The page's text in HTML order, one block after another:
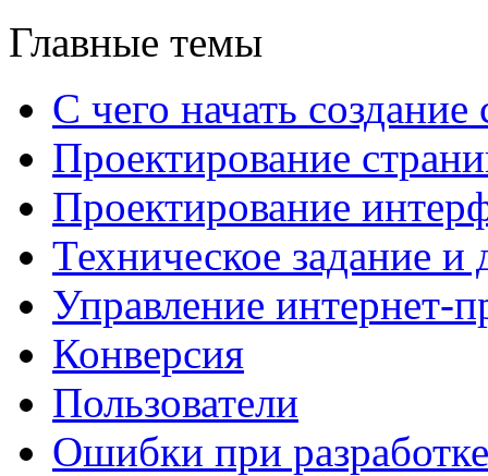
Главные темы
С чего начать создание
Проектирование
Проектирование
Техническое задание и
Управление интернет-
Конверсия
Пользователи
Ошибки при